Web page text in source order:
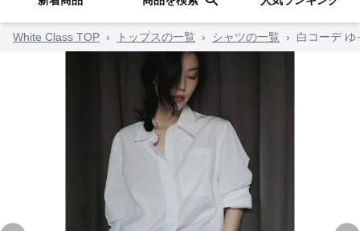
White Class TOP › トップスの一覧 › シャツの一覧 › 白コーデ ゆ